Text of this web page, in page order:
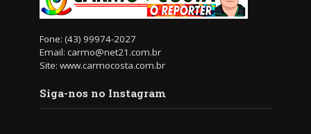
Fone: (43) 99974-2027
Email: carmo@net21.com.br
Site: www.carmocosta.com.br
Siga-nos no Instagram